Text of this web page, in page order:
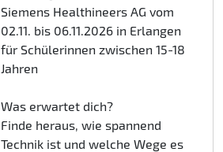
Siemens Healthineers AG vom
02.11. bis 06.11.2026 in Erlangen
für Schülerinnen zwischen 15-18
Jahren
Was erwartet dich?
Finde heraus, wie spannend
Technik ist und welche Wege es